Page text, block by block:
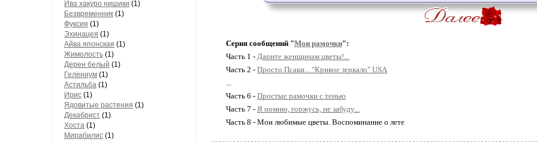
Ива хакуро нишики (1)
Безвременник (1)
Фуксия (1)
Эхинацея (1)
Айва японская (1)
Жимолость (1)
Дерен белый (1)
Гелениум (1)
Астильба (1)
Ирис (1)
Ядовитые растения (1)
Декабрист (1)
Хоста (1)
Мирабилис (1)
Серия сообщений "Мои рамочки":
Часть 1 - Дарите женщинам цветы!...
Часть 2 - Просто Псаки... "Кривое зеркало" USA
...
Часть 6 - Простые рамочки с тенью
Часть 7 - Я помню, горжусь, не забуду...
Часть 8 - Мои любимые цветы. Воспоминание о лете